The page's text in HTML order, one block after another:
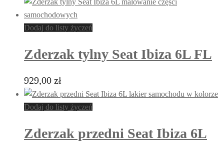
Dodaj do listy życzeń
Zderzak tylny Seat Ibiza 6L FL
929,00 zł
Dodaj do listy życzeń
Zderzak przedni Seat Ibiza 6L